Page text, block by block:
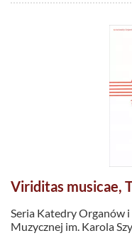
Viriditas musicae,
Seria Katedry Organów
Muzycznej im. Karola